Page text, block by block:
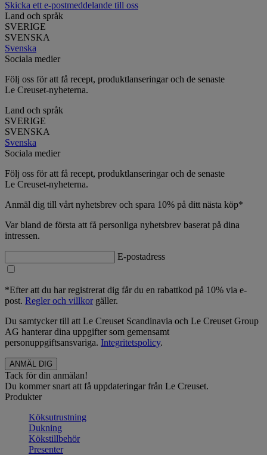
Skicka ett e-postmeddelande till oss
Land och språk
SVERIGE
SVENSKA
Svenska
Sociala medier
Följ oss för att få recept, produktlanseringar och de senaste
Le Creuset-nyheterna.
Land och språk
SVERIGE
SVENSKA
Svenska
Sociala medier
Följ oss för att få recept, produktlanseringar och de senaste
Le Creuset-nyheterna.
Anmäl dig till vårt nyhetsbrev och spara 10% på ditt nästa köp*
Var bland de första att få personliga nyhetsbrev baserat på dina
intressen.
E-postadress
*Efter att du har registrerat dig får du en rabattkod på 10% via e-
post. Regler och villkorgäller.
Du samtycker till att Le Creuset Scandinavia och Le Creuset Group
AG hanterar dina uppgifter som gemensamt
personuppgiftsansvariga. Integritetspolicy.
Tack för din anmälan!
Du kommer snart att få uppdateringar från Le Creuset.
Produkter
Köksutrustning
Dukning
Kökstillbehör
Presenter